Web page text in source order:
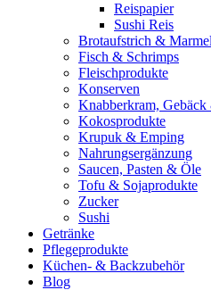
Reispapier
Sushi Reis
Brotaufstrich &
Fisch & Schrimps
Fleischprodukte
Konserven
Knabberkram, Gebäck
Kokosprodukte
Krupuk & Emping
Nahrungsergänzung
Saucen, Pasten & Öle
Tofu & Sojaprodukte
Zucker
Sushi
Getränke
Pflegeprodukte
Küchen- & Backzubehör
Blog